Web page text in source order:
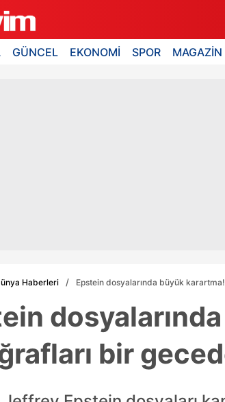
GÜNCEL EKONOMİ SPOR MAGAZİN
Haberleri Epstein dosyalarında büyük
bir